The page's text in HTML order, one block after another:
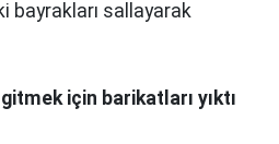
bayrakları sallayarak
için barikatları yıktı